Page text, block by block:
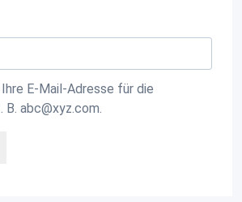
E-Mail-Adresse für die
B. abc@xyz.com.